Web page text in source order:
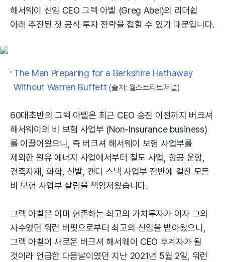
해서웨이 신임 CEO 그렉 아벨 (Greg Abel)의 리더쉽
아래 추진된 첫 공식 투자 전략을 접할 수 있기 때문입니다.
The Man Preparing for a Berkshire Hathaway
Without Warren Buffett (출처: 월스트리트저널)
60대초반의 그렉 아벨은 최근 CEO 승진 이전까지 버크셔
해서웨이의 비 보험 사업부 (Non-Insurance business)
를 이끌어왔으니, 즉 버크셔 해서웨이 보험 사업부를
제외한 원유 에너지 사업에서부터 철도 사업, 항공 운항,
건축자재, 화학, 신발, 캔디 스낵 사업부 전반에 걸친 모든
비 보험 사업부 살림을 책임져왔습니다.
그렉 아벨은 이미 현존하는 최고의 가치투자가 이자 그의
사수였던 워런 버핏으로부터 최고의 신임을 받아왔으니,
그렉 아벨이 새로운 버크셔 해서웨이 CEO 후계자가 될
것이라 언급한 다음날이였던 지난 2021년 5월 2일, 워런